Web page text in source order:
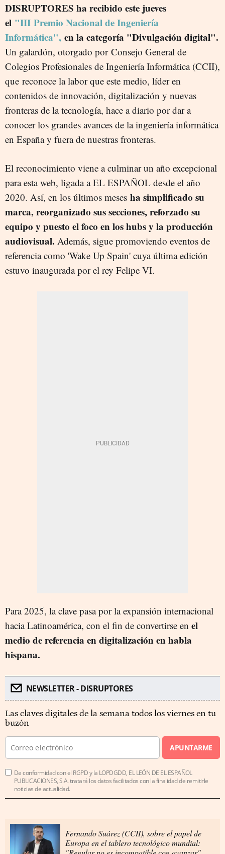
DISRUPTORES ha recibido este jueves
el "III Premio Nacional de Ingeniería
Informática", en la categoría "Divulgación digital".
Un galardón, otorgado por Consejo General de
Colegios Profesionales de Ingeniería Informática (CCII),
que reconoce la labor que este medio, líder en
contenidos de innovación, digitalización y nuevas
fronteras de la tecnología, hace a diario por dar a
conocer los grandes avances de la ingeniería informática
en España y fuera de nuestras fronteras.
El reconocimiento viene a culminar un año excepcional
para esta web, ligada a EL ESPAÑOL desde el año
2020. Así, en los últimos meses ha simplificado su
marca, reorganizado sus secciones, reforzado su
equipo y puesto el foco en los hubs y la producción
audiovisual. Además, sigue promoviendo eventos de
referencia como 'Wake Up Spain' cuya última edición
estuvo inaugurada por el rey Felipe VI.
Para 2025, la clave pasa por la expansión internacional
hacia Latinoamérica, con el fin de convertirse en el
medio de referencia en digitalización en habla
hispana.
NEWSLETTER - DISRUPTORES
Las claves digitales de la semana todos los viernes en tu
buzón
APUNTARME
De conformidad con el RGPD y la LOPDGDD, EL LEÓN DE EL ESPAÑOL
PUBLICACIONES, S.A. tratará los datos facilitados con la finalidad de remitirle
noticias de actualidad.
Fernando Suárez (CCII), sobre el papel de
Europa en el tablero tecnológico mundial: